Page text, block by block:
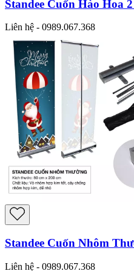
Standee Cuốn Hào Hoa
Liên hệ - 0989.067.368
Standee Cuốn Nhôm
Liên hệ - 0989.067.368